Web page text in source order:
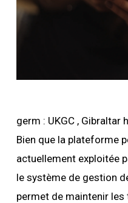
germ : UKGC , Gibraltar
Bien que la plateforme
actuellement exploitée
le système de gestion
permet de maintenir